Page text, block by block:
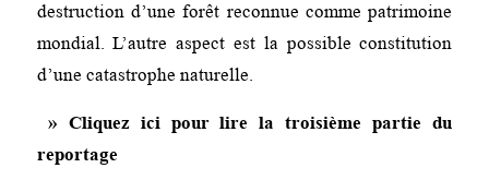
destruction d’une forêt reconnue comme patrimoine
mondial. L’autre aspect est la possible constitution
d’une catastrophe naturelle.
» Cliquez ici pour lire la troisième partie du
reportage